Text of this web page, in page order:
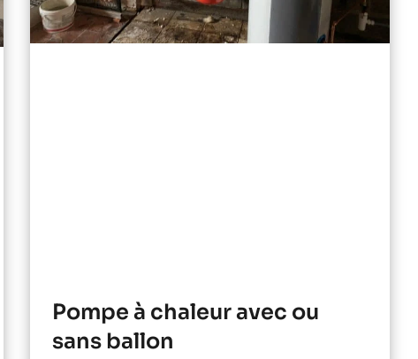
Pompe à chaleur avec ou
sans ballon